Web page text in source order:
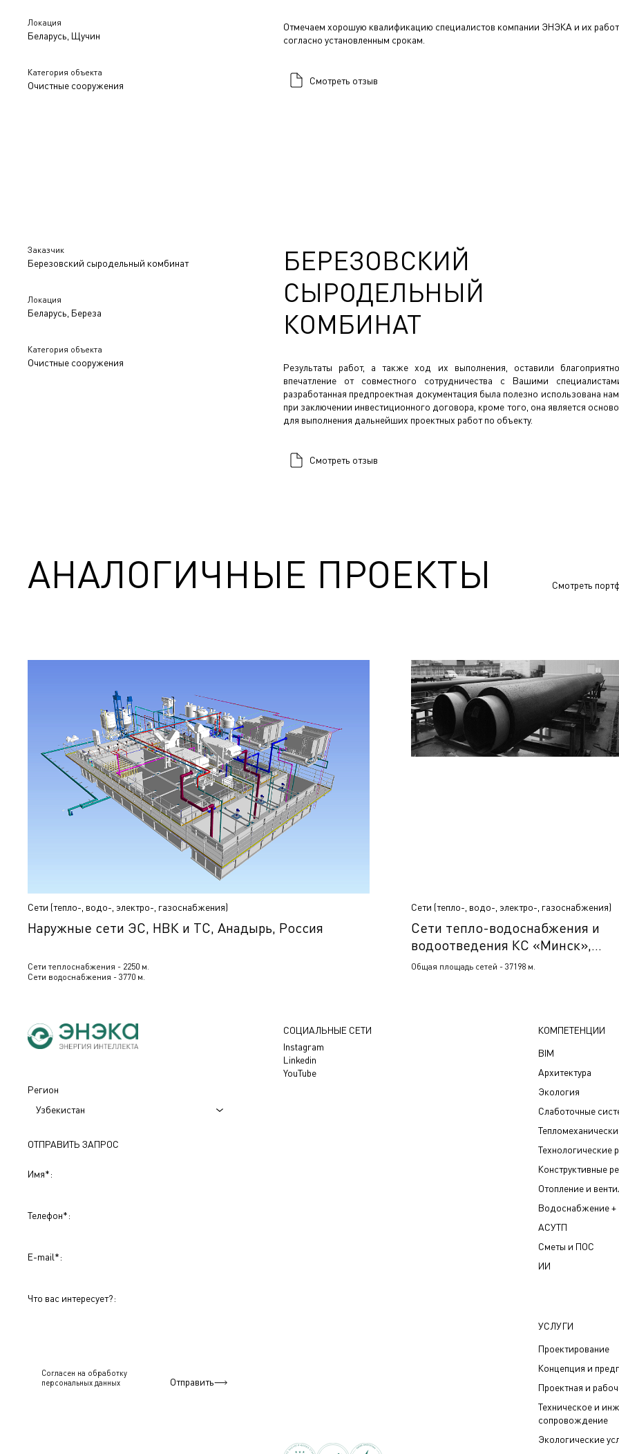
Локация
Беларусь, Щучин
Категория объекта
Очистные сооружения
Отмечаем хорошую квалификацию специалистов компании ЭНЭКА и их
согласно установленным срокам.
Смотреть отзыв
Заказчик
Березовский сыродельный комбинат
Локация
Беларусь, Береза
Категория объекта
Очистные сооружения
БЕРЕЗОВСКИЙ
СЫРОДЕЛЬНЫЙ
КОМБИНАТ
Результаты работ, а также ход их выполнения, оставили
впечатление от совместного сотрудничества с Вашими
разработанная предпроектная документация была полезно использована
при заключении инвестиционного договора, кроме того, она является
для выполнения дальнейших проектных работ по объекту.
Смотреть отзыв
АНАЛОГИЧНЫЕ ПРОЕКТЫ Смотреть
Сети (тепло-, водо-, электро-, газоснабжения)
Наружные сети ЭС, НВК и ТС, Анадырь, Россия
Сети теплоснабжения - 2250 м.
Сети водоснабжения - 3770 м.
Сети (тепло-, водо-, электро-, газоснабжения)
Сети тепло-водоснабжения и
водоотведения КС «Минск»,
промплощадки и склада №5
Общая площадь сетей - 37198 м.
Регион
Узбекистан
ОТПРАВИТЬ ЗАПРОС
Имя*:
Телефон*:
E-mail*:
Что вас интересует?:
Согласен на обработку
персональныx данных
Отправить
СОЦИАЛЬНЫЕ СЕТИ
Instagram
Linkedin
YouTube
КОМПЕТЕНЦИИ
BIM
Архитектура
Экология
Слаботочные
Технологические
Конструктивные
Отопление и
Водоснабжение +
АСУТП
Сметы и ПОС
ИИ
УСЛУГИ
Проектирование
Концепция и
Проектная и
Техническое и
сопровождение
Экологические